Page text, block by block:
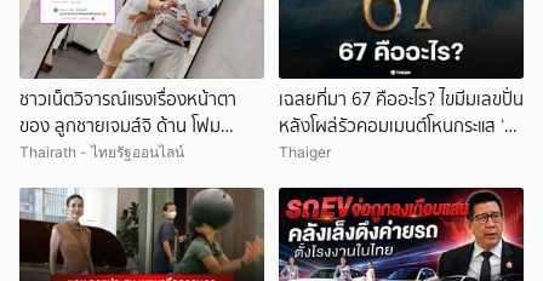
ชาวเน็ตวิจารณ์แรงเรื่องหน้าตา
ของ ลูกชายเจมส์จิ ด้าน โฟม
ภรรยา ไม่อยู่เฉย สวนกลับทันที
Thairath - ไทยรัฐออนไลน์
เฉลยที่มา 67 คืออะไร? ไขมีมเลขปั่น
หลังโผล่รัวคอมเมนต์โหนกระแส ‘ยู
ทูบเบอร์หัวสี’
Thaiger